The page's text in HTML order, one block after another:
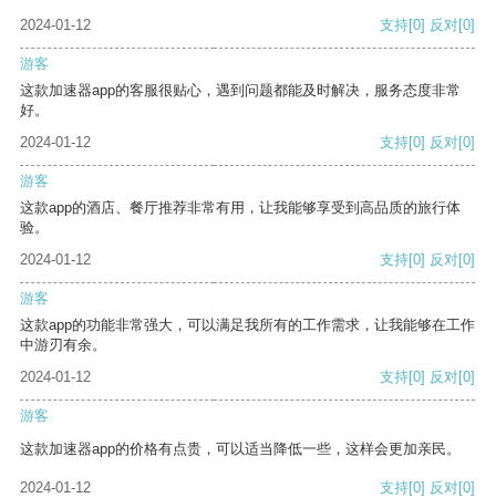
2024-01-12 支持[0] 反对[0]
游客
这款加速器app的客服很贴心，遇到问题都能及时解决，服务态度非常
好。
2024-01-12
支持[0] 反对[0]
游客
这款app的酒店、餐厅推荐非常有用，让我能够享受到高品质的旅行体
验。
2024-01-12
支持[0] 反对[0]
游客
这款app的功能非常强大，可以满足我所有的工作需求，让我能够在工作
中游刃有余。
2024-01-12
支持[0] 反对[0]
游客
这款加速器app的价格有点贵，可以适当降低一些，这样会更加亲民。
2024-01-12 支持[0] 反对[0]